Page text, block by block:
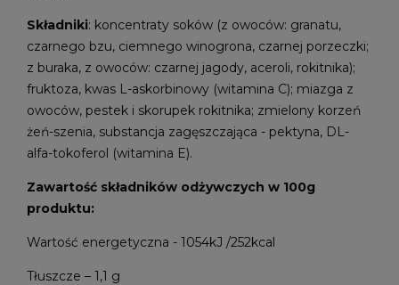
Składniki: koncentraty soków (z owoców: granatu,
czarnego bzu, ciemnego winogrona, czarnej porzeczki;
z buraka, z owoców: czarnej jagody, aceroli, rokitnika);
fruktoza, kwas L-askorbinowy (witamina C); miazga z
owoców, pestek i skorupek rokitnika; zmielony korzeń
żeń-szenia, substancja zagęszczająca - pektyna, DL-
alfa-tokoferol (witamina E).
Zawartość składników odżywczych w 100g
produktu:
Wartość energetyczna - 1054kJ /252kcal
Tłuszcze – 1,1 g